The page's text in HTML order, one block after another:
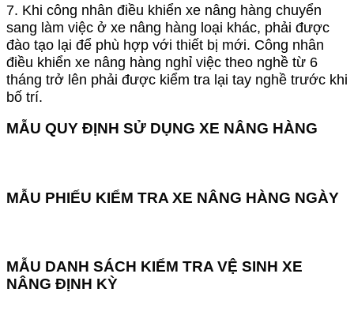
7. Khi công nhân điều khiển xe nâng hàng chuyển
sang làm việc ở xe nâng hàng loại khác, phải được
đào tạo lại để phù hợp với thiết bị mới. Công nhân
điều khiển xe nâng hàng nghỉ việc theo nghề từ 6
tháng trở lên phải được kiểm tra lại tay nghề trước khi
bố trí.
MẪU QUY ĐỊNH SỬ DỤNG XE NÂNG HÀNG
MẪU PHIẾU KIỂM TRA XE NÂNG HÀNG NGÀY
MẪU DANH SÁCH KIỂM TRA VỆ SINH XE
NÂNG ĐỊNH KỲ